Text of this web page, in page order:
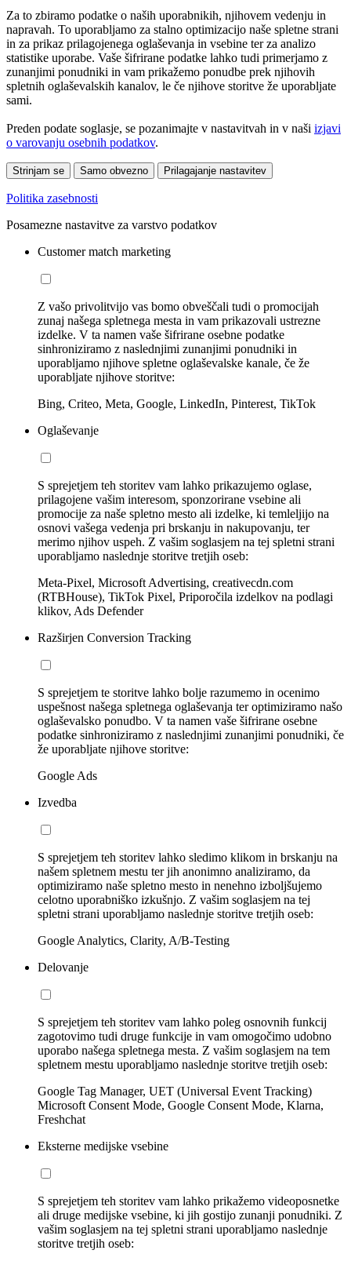
Za to zbiramo podatke o naših uporabnikih, njihovem vedenju in
napravah. To uporabljamo za stalno optimizacijo naše spletne strani
in za prikaz prilagojenega oglaševanja in vsebine ter za analizo
statistike uporabe. Vaše šifrirane podatke lahko tudi primerjamo z
zunanjimi ponudniki in vam prikažemo ponudbe prek njihovih
spletnih oglaševalskih kanalov, le če njihove storitve že uporabljate
sami.
Preden podate soglasje, se pozanimajte v nastavitvah in v naši izjavi
o varovanju osebnih podatkov.
Strinjam se Samo obvezno Prilagajanje nastavitev
Politika zasebnosti
Posamezne nastavitve za varstvo podatkov
Customer match marketing
Z vašo privolitvijo vas bomo obveščali tudi o promocijah
zunaj našega spletnega mesta in vam prikazovali ustrezne
izdelke. V ta namen vaše šifrirane osebne podatke
sinhroniziramo z naslednjimi zunanjimi ponudniki in
uporabljamo njihove spletne oglaševalske kanale, če že
uporabljate njihove storitve:
Bing, Criteo, Meta, Google, LinkedIn, Pinterest, TikTok
Oglaševanje
S sprejetjem teh storitev vam lahko prikazujemo oglase,
prilagojene vašim interesom, sponzorirane vsebine ali
promocije za naše spletno mesto ali izdelke, ki temleljijo na
osnovi vašega vedenja pri brskanju in nakupovanju, ter
merimo njihov uspeh. Z vašim soglasjem na tej spletni strani
uporabljamo naslednje storitve tretjih oseb:
Meta-Pixel, Microsoft Advertising, creativecdn.com
(RTBHouse), TikTok Pixel, Priporočila izdelkov na podlagi
klikov, Ads Defender
Razširjen Conversion Tracking
S sprejetjem te storitve lahko bolje razumemo in ocenimo
uspešnost našega spletnega oglaševanja ter optimiziramo našo
oglaševalsko ponudbo. V ta namen vaše šifrirane osebne
podatke sinhroniziramo z naslednjimi zunanjimi ponudniki, če
že uporabljate njihove storitve:
Google Ads
Izvedba
S sprejetjem teh storitev lahko sledimo klikom in brskanju na
našem spletnem mestu ter jih anonimno analiziramo, da
optimiziramo naše spletno mesto in nenehno izboljšujemo
celotno uporabniško izkušnjo. Z vašim soglasjem na tej
spletni strani uporabljamo naslednje storitve tretjih oseb:
Google Analytics, Clarity, A/B-Testing
Delovanje
S sprejetjem teh storitev vam lahko poleg osnovnih funkcij
zagotovimo tudi druge funkcije in vam omogočimo udobno
uporabo našega spletnega mesta. Z vašim soglasjem na tem
spletnem mestu uporabljamo naslednje storitve tretjih oseb:
Google Tag Manager, UET (Universal Event Tracking)
Microsoft Consent Mode, Google Consent Mode, Klarna,
Freshchat
Eksterne medijske vsebine
S sprejetjem teh storitev vam lahko prikažemo videoposnetke
ali druge medijske vsebine, ki jih gostijo zunanji ponudniki. Z
vašim soglasjem na tej spletni strani uporabljamo naslednje
storitve tretjih oseb: